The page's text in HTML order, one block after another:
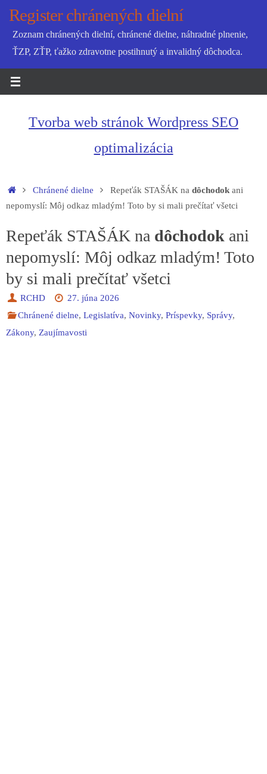
SkipRegister chránených dielní
Zoznam chránených dielní, chránené dielne, náhradné plnenie,
ŤZP, ZŤP, ťažko zdravotne postihnutý a invalidný dôchodca.
Tvorba web stránok Wordpress SEO
optimalizácia
HomeChránené dielne Repeťák STAŠÁK nadôchodok ani
nepomyslí: Môj odkaz mladým! Toto by si mali prečítať všetci
Repeťák STAŠÁK na dôchodok ani
nepomyslí: Môj odkaz mladým! Toto
by si mali prečítať všetci
RCHD
27. júna 2026
Chránené dielne,Legislatíva,Novinky,Príspevky, Správy,
Zákony, Zaujímavosti